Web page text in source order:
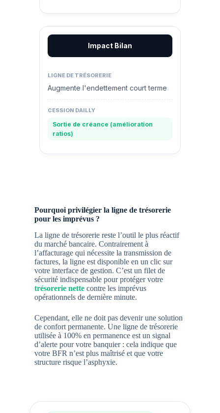
Impact Bilan
Augmente l'endettement court terme
Sortie de créance (amélioration
ratios)
Pourquoi privilégier la ligne de trésorerie
pour les imprévus ?
La ligne de trésorerie reste l’outil le plus réactif
du marché bancaire. Contrairement à
l’affacturage qui nécessite la transmission de
factures, la ligne est disponible en un clic sur
votre interface de gestion. C’est un filet de
sécurité indispensable pour protéger votre
trésorerie nette contre les imprévus
opérationnels de dernière minute.
Cependant, elle ne doit pas devenir une solution
de confort permanente. Une ligne de trésorerie
utilisée à 100% en permanence est un signal
d’alerte pour votre banquier : cela indique que
votre BFR n’est plus maîtrisé et que votre
structure risque l’asphyxie.